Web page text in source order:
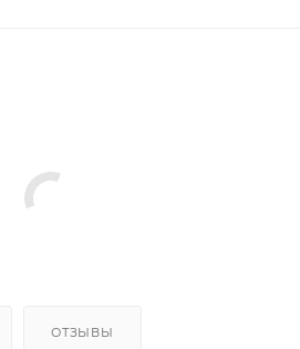
ОТЗЫВЫ